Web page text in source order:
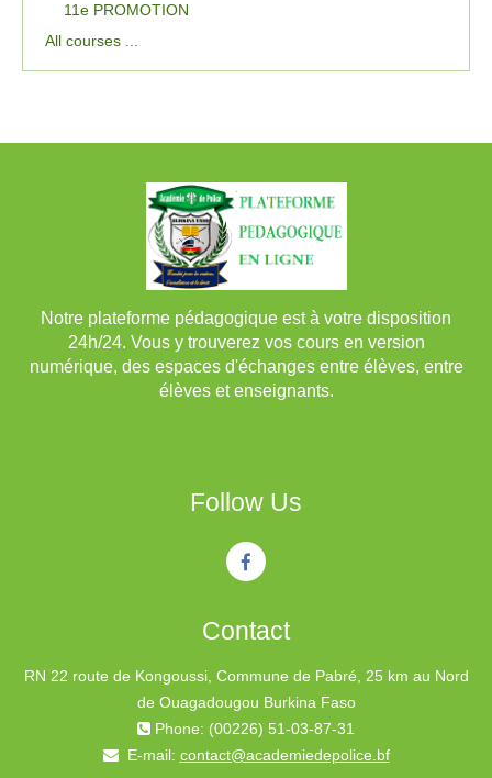
11e PROMOTION
All courses
Notre plateforme pédagogique est à votre disposition
24h/24. Vous y trouverez vos cours en version
numérique, des espaces d'échanges entre élèves, entre
élèves et enseignants.
Follow Us
Contact
RN 22 route de Kongoussi, Commune de Pabré, 25 km au Nord
de Ouagadougou Burkina Faso
Phone: (00226) 51-03-87-31
E-mail: contact@academiedepolice.bf